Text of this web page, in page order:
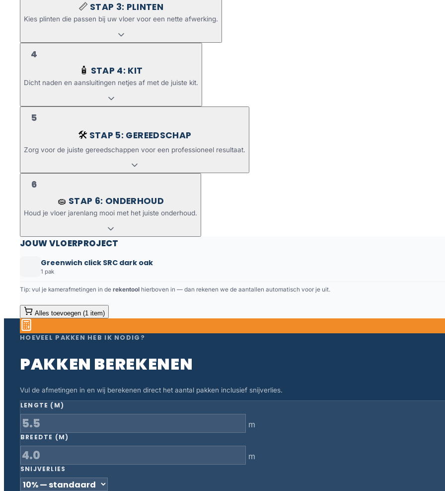
📏 STAP 3: PLINTEN
Kies plinten die passen bij uw vloer voor een nette afwerking.
4
🧴 STAP 4: KIT
Dicht naden en aansluitingen netjes af met de juiste kit.
5
🛠️ STAP 5: GEREEDSCHAP
Zorg voor de juiste gereedschappen voor een professioneel resultaat.
6
🧽 STAP 6: ONDERHOUD
Houd je vloer jarenlang mooi met het juiste onderhoud.
JOUW VLOERPROJECT
Greenwich click SRC dark oak
1 pak
Tip: vul je kamerafmetingen in de rekentool hierboven in — dan rekenen we de aantallen automatisch voor je uit.
Alles toevoegen (1 item)
HOEVEEL PAKKEN HEB IK NODIG?
PAKKEN BEREKENEN
Vul de afmetingen in en wij berekenen direct het aantal pakken inclusief snijverlies.
LENGTE (M)
m
BREEDTE (M)
m
SNIJVERLIES